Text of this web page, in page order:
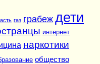
газ грабеж дети
интернет
наркотики
общество